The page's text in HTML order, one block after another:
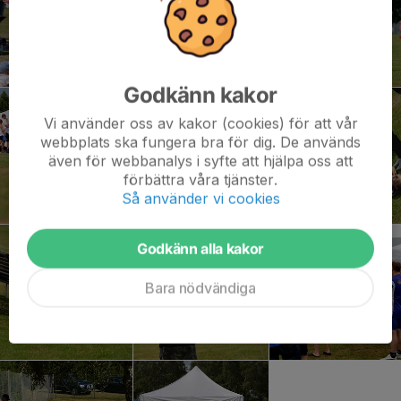
Godkänn kakor
Vi använder oss av kakor (cookies) för att vår
webbplats ska fungera bra för dig. De används
även för webbanalys i syfte att hjälpa oss att
förbättra våra tjänster.
Så använder vi cookies
Godkänn alla kakor
Bara nödvändiga